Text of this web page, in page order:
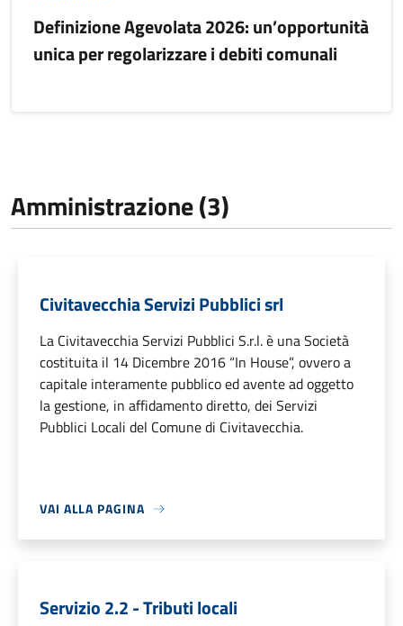
Definizione Agevolata 2026: un’opportunità
unica per regolarizzare i debiti comunali
Amministrazione (3)
Civitavecchia Servizi Pubblici srl
La Civitavecchia Servizi Pubblici S.r.l. è una Società
costituita il 14 Dicembre 2016 “In House”, ovvero a
capitale interamente pubblico ed avente ad oggetto
la gestione, in affidamento diretto, dei Servizi
Pubblici Locali del Comune di Civitavecchia.
VAI ALLA PAGINA
Servizio 2.2 - Tributi locali